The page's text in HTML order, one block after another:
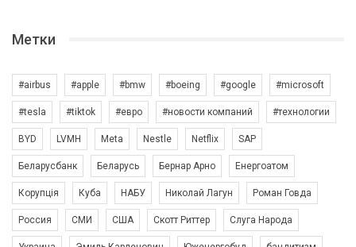
Метки
#airbus #apple #bmw #boeing #google #microsoft
#tesla #tiktok #евро #новости компаний #технологии
BYD LVMH Meta Nestle Netflix SAP
Беларусбанк Беларусь Бернар Арно Енергоатом
Корупція Куба НАБУ Николай Лагун Роман Говда
Россия СМИ США Скотт Риттер Слуга Народа